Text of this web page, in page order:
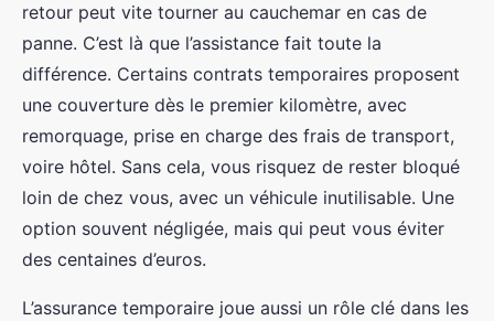
retour peut vite tourner au cauchemar en cas de
panne. C’est là que l’assistance fait toute la
différence. Certains contrats temporaires proposent
une couverture dès le premier kilomètre, avec
remorquage, prise en charge des frais de transport,
voire hôtel. Sans cela, vous risquez de rester bloqué
loin de chez vous, avec un véhicule inutilisable. Une
option souvent négligée, mais qui peut vous éviter
des centaines d’euros.
L’assurance temporaire joue aussi un rôle clé dans les